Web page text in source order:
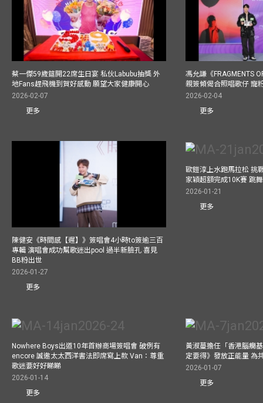
蔡一傑59歲筵開22席生日宴 私伙Labubu抽獎 外
地Fans趕飛機到賀好感動 願望大家健康開心
2026-02-07
更多
馮允謙《FRAGMENTS
親簽傾偈合照唱歌仔 寵
2026-02-04
更多
陳健安《時間感【遲】》簽唱會4小時to簽逾三百
專輯 演唱會成功幫歌迷出pool 過半新臉孔 喜見
BB粉出世
2026-01-27
更多
歐鎧淳上水跑馬拉松 挑
家穎超額完成10K賽 跳
2026-01-21
更多
Nowhere Boys出道10年首辦商場簽唱會 破例有
encore 誠邀太太西洋書法即席寫上款 Van：尊重
歌迷要好好睇睇
2026-01-14
更多
黃淑蔓擔任「香港腦癇
定要得》發放正能量 為
2026-01-07
更多